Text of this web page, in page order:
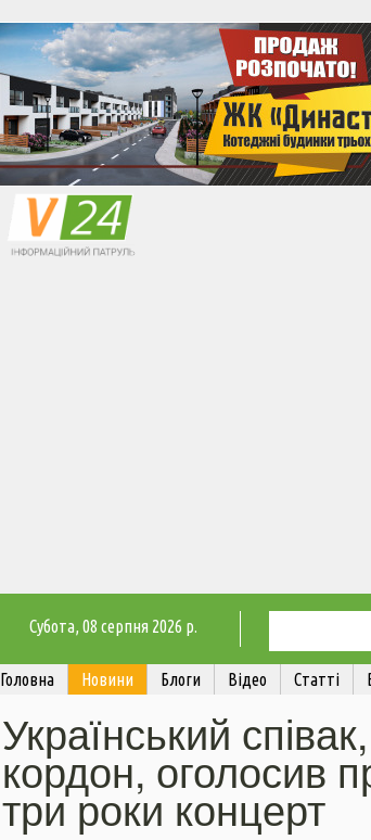
Субота, 08 серпня 2026 р.
Головна Новини Блоги Відео Статті
Український
кордон, оголосив
три роки концерт